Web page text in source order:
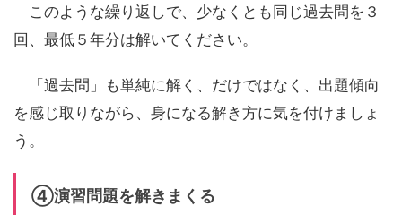
このような繰り返しで、少なくとも同じ過去問を３
回、最低５年分は解いてください。
「過去問」も単純に解く、だけではなく、出題傾向
を感じ取りながら、身になる解き方に気を付けましょ
う。
④演習問題を解きまくる